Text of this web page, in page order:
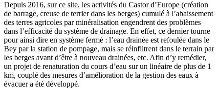
Depuis 2016, sur ce site, les activités du Castor d’Europe (création
de barrage, creuse de terrier dans les berges) cumulé à l’abaissement
des terres agricoles par minéralisation engendrent des problèmes
dans l’efficacité du système de drainage. En effet, ce dernier tourne
pour ainsi dire en système fermé : l’eau drainée est refoulée dans le
Bey par la station de pompage, mais se réinfiltrent dans le terrain par
les berges avant d’être à nouveau drainées, etc. Afin d’y remédier,
un projet de renaturation du cours d’eau sur un linéaire de plus de 1
km, couplé des mesures d’amélioration de la gestion des eaux à
évacuer a été développé.